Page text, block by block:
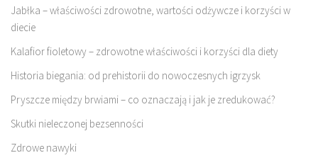
Jabłka – właściwości zdrowotne, wartości odżywcze i korzyści w
diecie
Kalafior fioletowy – zdrowotne właściwości i korzyści dla diety
Historia biegania: od prehistorii do nowoczesnych igrzysk
Pryszcze między brwiami – co oznaczają i jak je zredukować?
Skutki nieleczonej bezsenności
Zdrowe nawyki